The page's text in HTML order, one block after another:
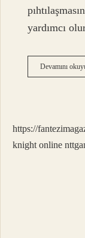
yardımcı
Devamını
https://
knight online